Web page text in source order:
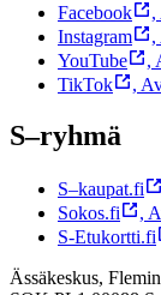
Facebook
,
Instagram
,
YouTube
,
TikTok
,
S–ryhmä
S–kaupat.fi
Sokos.fi
,
S-Etukortti.fi
Ässäkeskus,